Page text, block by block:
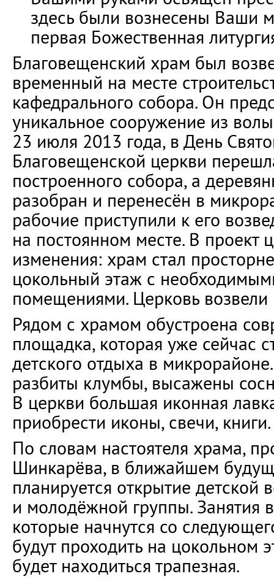
здесь были вознесены Ваши
первая Божественная
Благовещенский храм был
временный на месте
кафедрального собора. Он
уникальное сооружение из
23 июля 2013 года, в День
Благовещенской церкви
построенного собора, а
разобран и перенесён в
рабочие приступили к его
на постоянном месте. В проект
изменения: храм стал
цокольный этаж с
помещениями. Церковь
Рядом с храмом обустроена
площадка, которая уже сейчас
детского отдыха в
разбиты клумбы, высажены
В церкви большая иконная
приобрести иконы, свечи, книги.
По словам настоятеля храма,
Шинкарёва, в ближайшем
планируется открытие детской
и молодёжной группы. Занятия
которые начнутся со
будут проходить на цокольном
будет находиться трапезная.